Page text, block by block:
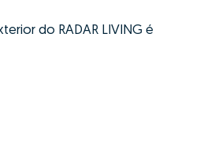
do RADAR LIVING é